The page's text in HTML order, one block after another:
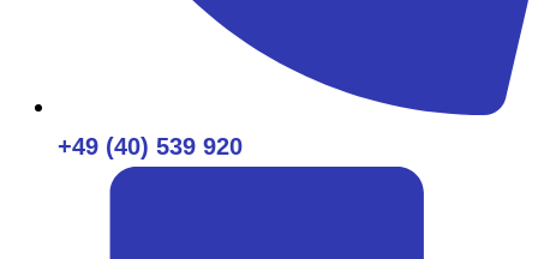
+49 (40) 539 920